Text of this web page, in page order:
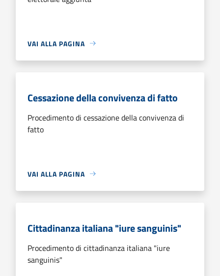
VAI ALLA PAGINA
Cessazione della convivenza di fatto
Procedimento di cessazione della convivenza di
fatto
VAI ALLA PAGINA
Cittadinanza italiana "iure sanguinis"
Procedimento di cittadinanza italiana "iure
sanguinis"